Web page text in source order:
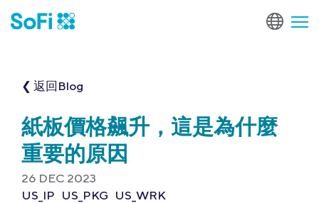
❮ 返回Blog
紙板價格飆升，這是為什麼
重要的原因
26 DEC 2023
US_IP US_PKG US_WRK